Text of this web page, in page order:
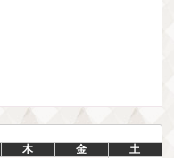
木 金 土